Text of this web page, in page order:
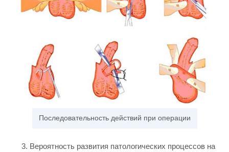
Последовательность действий при операции
Вероятность развития патологических процессов на